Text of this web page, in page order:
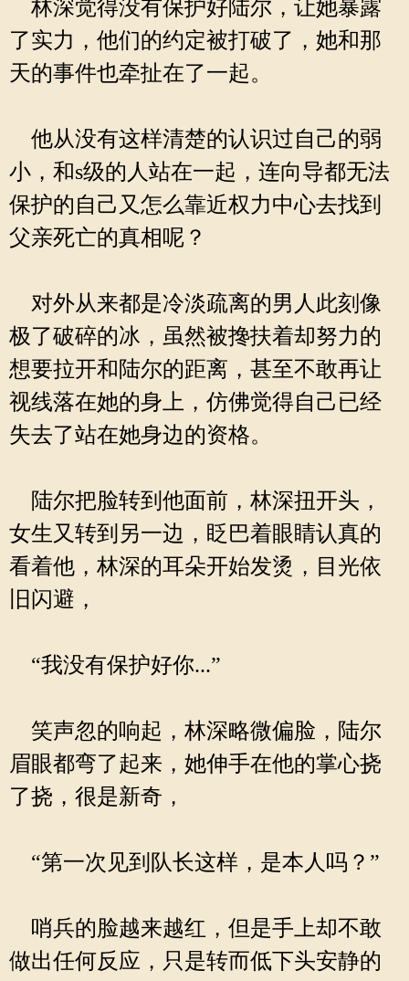
林深觉得没有保护好陆尔，让她暴露
了实力，他们的约定被打破了，她和那
天的事件也牵扯在了一起。
他从没有这样清楚的认识过自己的弱
小，和s级的人站在一起，连向导都无法
保护的自己又怎么靠近权力中心去找到
父亲死亡的真相呢？
对外从来都是冷淡疏离的男人此刻像
极了破碎的冰，虽然被搀扶着却努力的
想要拉开和陆尔的距离，甚至不敢再让
视线落在她的身上，仿佛觉得自己已经
失去了站在她身边的资格。
陆尔把脸转到他面前，林深扭开头，
女生又转到另一边，眨巴着眼睛认真的
看着他，林深的耳朵开始发烫，目光依
旧闪避，
“我没有保护好你...”
笑声忽的响起，林深略微偏脸，陆尔
眉眼都弯了起来，她伸手在他的掌心挠
了挠，很是新奇，
“第一次见到队长这样，是本人吗？”
哨兵的脸越来越红，但是手上却不敢
做出任何反应，只是转而低下头安静的